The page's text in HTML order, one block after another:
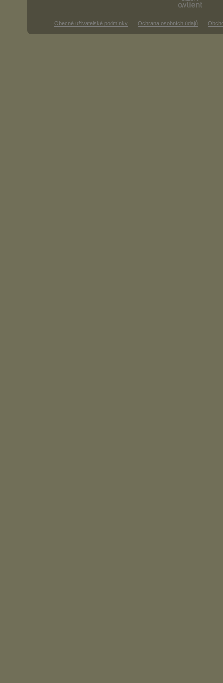
Obecné uživatelské podmínky Ochrana osobních údajů